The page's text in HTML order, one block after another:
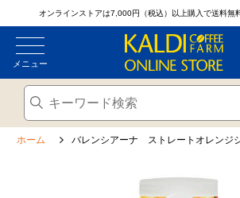
オンラインストアは7,000円（税込）以上購入で送料無
メニュー
ホーム バレンシアーナ ストレートオレンジ